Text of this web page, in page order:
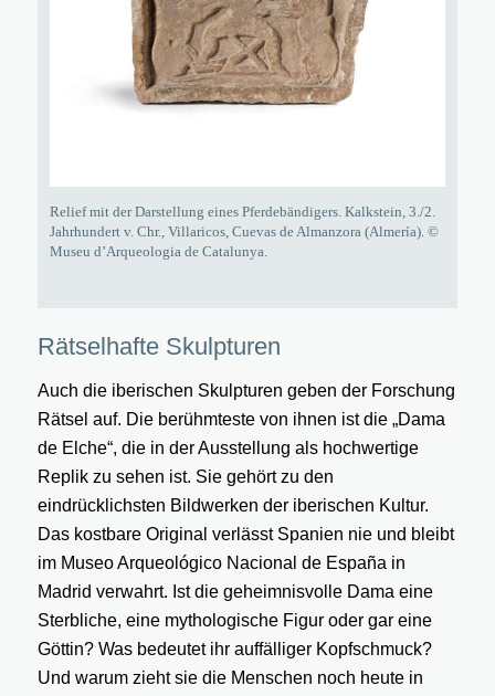
Relief mit der Darstellung eines Pferdebändigers. Kalkstein, 3./2.
Jahrhundert v. Chr., Villaricos, Cuevas de Almanzora (Almería). ©
Museu d’Arqueologia de Catalunya.
Rätselhafte Skulpturen
Auch die iberischen Skulpturen geben der Forschung
Rätsel auf. Die berühmteste von ihnen ist die „Dama
de Elche“, die in der Ausstellung als hochwertige
Replik zu sehen ist. Sie gehört zu den
eindrücklichsten Bildwerken der iberischen Kultur.
Das kostbare Original verlässt Spanien nie und bleibt
im Museo Arqueológico Nacional de España in
Madrid verwahrt. Ist die geheimnisvolle Dama eine
Sterbliche, eine mythologische Figur oder gar eine
Göttin? Was bedeutet ihr auffälliger Kopfschmuck?
Und warum zieht sie die Menschen noch heute in